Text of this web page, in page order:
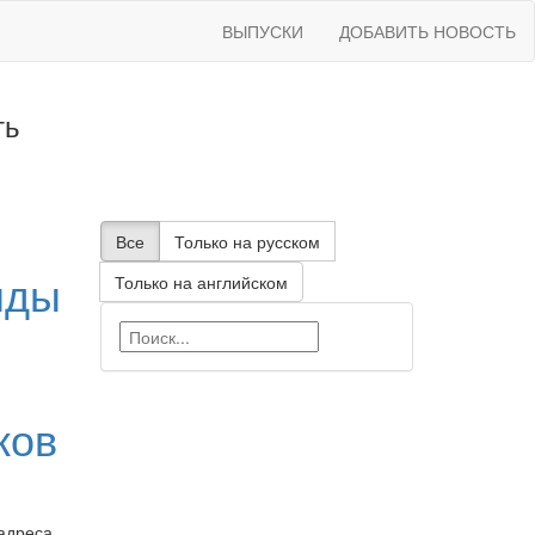
ВЫПУСКИ ДОБАВИТЬ НОВОСТЬ
Все
Только на русском
Только на английском